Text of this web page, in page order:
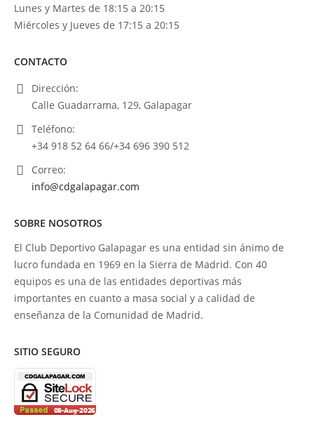
Lunes y Martes de 18:15 a 20:15
Miércoles y Jueves de 17:15 a 20:15
CONTACTO
Dirección:
Calle Guadarrama, 129, Galapagar
Teléfono:
+34 918 52 64 66/+34 696 390 512
Correo:
info@cdgalapagar.com
SOBRE NOSOTROS
El Club Deportivo Galapagar es una entidad sin ánimo de
lucro fundada en 1969 en la Sierra de Madrid. Con 40
equipos es una de las entidades deportivas más
importantes en cuanto a masa social y a calidad de
enseñanza de la Comunidad de Madrid.
SITIO SEGURO